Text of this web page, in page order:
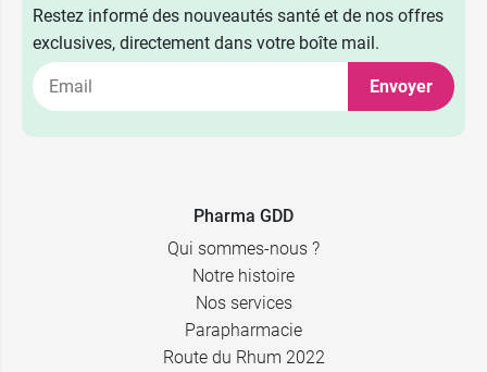
Restez informé des nouveautés santé et de nos offres
exclusives, directement dans votre boîte mail.
Envoyer
Pharma GDD
Qui sommes-nous ?
Notre histoire
Nos services
Parapharmacie
Route du Rhum 2022